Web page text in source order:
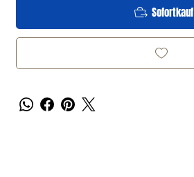
Sofortkauf